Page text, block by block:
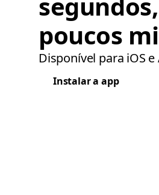
poucos
Disponível para iOS
Instalar a app